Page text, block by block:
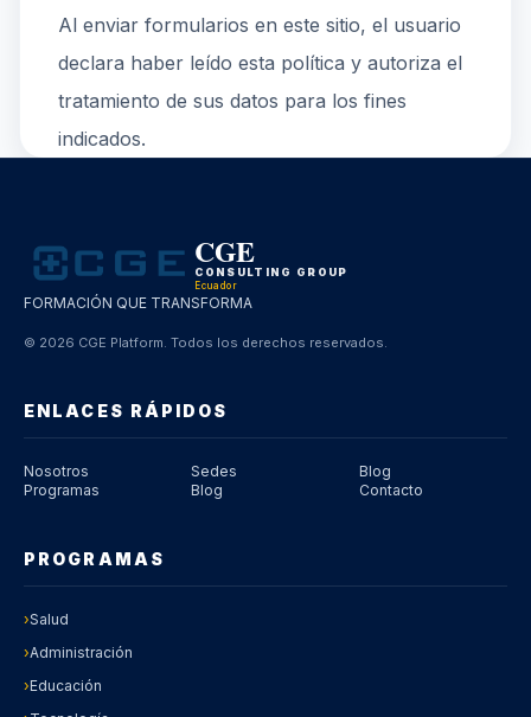
Al enviar formularios en este sitio, el usuario
declara haber leído esta política y autoriza el
tratamiento de sus datos para los fines
indicados.
CGE
CONSULTING GROUP
Ecuador
FORMACIÓN QUE TRANSFORMA
© 2026 CGE Platform. Todos los derechos reservados.
ENLACES RÁPIDOS
Nosotros
Programas
Sedes
Blog
Blog
Contacto
PROGRAMAS
›Salud
›Administración
›Educación